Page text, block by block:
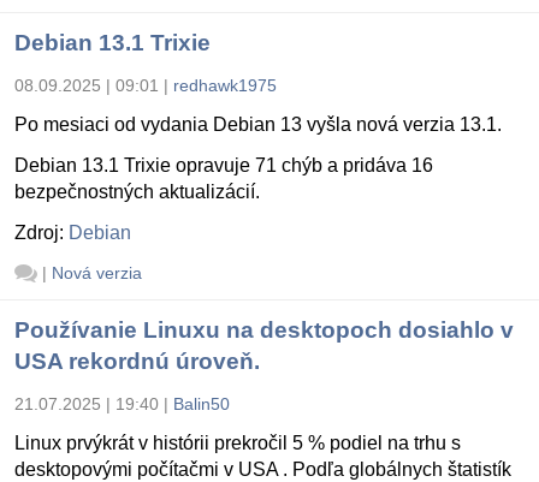
Debian 13.1 Trixie
08.09.2025 | 09:01 | redhawk1975
Po mesiaci od vydania Debian 13 vyšla nová verzia 13.1.
Debian 13.1 Trixie opravuje 71 chýb a pridáva 16
bezpečnostných aktualizácií.
Zdroj: Debian
| Nová verzia
Používanie Linuxu na desktopoch dosiahlo v
USA rekordnú úroveň.
21.07.2025 | 19:40 | Balin50
Linux prvýkrát v histórii prekročil 5 % podiel na trhu s
desktopovými počítačmi v USA . Podľa globálnych štatistík